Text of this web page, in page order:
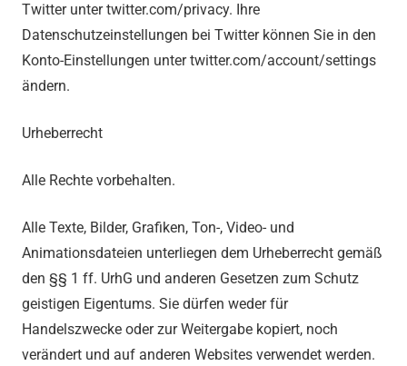
Twitter unter twitter.com/privacy. Ihre
Datenschutzeinstellungen bei Twitter können Sie in den
Konto-Einstellungen unter twitter.com/account/settings
ändern.
Urheberrecht
Alle Rechte vorbehalten.
Alle Texte, Bilder, Grafiken, Ton-, Video- und
Animationsdateien unterliegen dem Urheberrecht gemäß
den §§ 1 ff. UrhG und anderen Gesetzen zum Schutz
geistigen Eigentums. Sie dürfen weder für
Handelszwecke oder zur Weitergabe kopiert, noch
verändert und auf anderen Websites verwendet werden.